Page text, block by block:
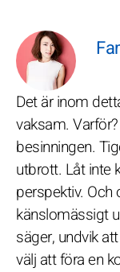
Det är inom
vaksam.
besinningen.
utbrott. Låt inte
perspektiv. Och
känslomässigt
säger, undvik
välj att föra en